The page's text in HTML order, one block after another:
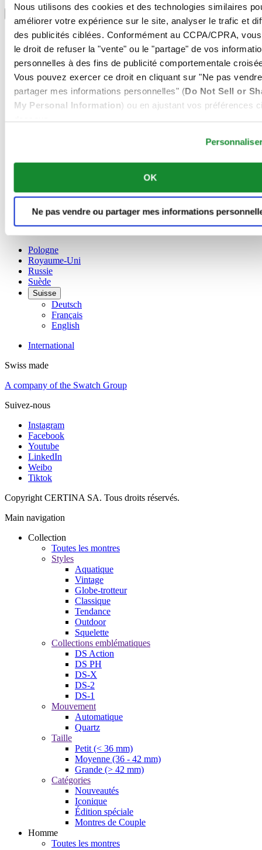
Nous utilisons des cookies et des technologies similaires
améliorer votre expérience sur le site, analyser le trafic et
des publicités ciblées. Conformément au CCPA/CPRA,
le droit de refuser la "vente" ou le "partage" de vos
personnelles à des fins de publicité comportementale
Vous pouvez exercer ce droit en cliquant sur "Ne pas
partager mes informations personnelles" (Do Not Sell or
My Personal Information) ou en ajustant vos préférences
OK
Ne pas vendre ou partager mes informations
Allemagne
Autriche
Dutch
Français
Chine
English
France
English
Français
Norvège
Pays-Bas
Pologne
Royaume-Uni
Russie
Suède
Suisse
Deutsch
Français
English
International
Swiss made
A company of the Swatch Group
Suivez-nous
Instagram
Facebook
Youtube
LinkedIn
Weibo
Tiktok
Copyright CERTINA SA. Tous droits réservés.
Main navigation
Collection
Toutes les montres
Styles
Aquatique
Vintage
Globe-trotteur
Classique
Tendance
Outdoor
Squelette
Collections emblématiques
DS Action
DS PH
DS-X
DS-2
DS-1
Mouvement
Automatique
Quartz
Taille
Petit (< 36 mm)
Moyenne (36 - 42 mm)
Grande (> 42 mm)
Catégories
Nouveautés
Iconique
Édition spéciale
Montres de Couple
Homme
Toutes les montres